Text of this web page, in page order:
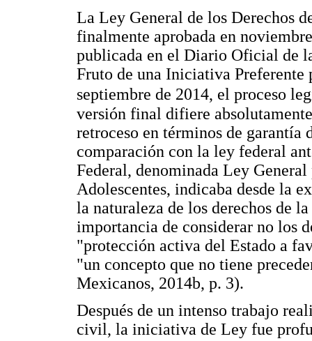
La Ley General de los Derechos
finalmente aprobada en
publicada en el Diario Oficial de
Fruto de una Iniciativa Preferente
septiembre de 2014, el proceso
versión final difiere
retroceso en términos de garantía
comparación con la ley federal
Federal, denominada Ley
Adolescentes, indicaba desde la
la naturaleza de los derechos de
importancia de considerar no los
"protección activa del Estado a
"un concepto que no tiene
Mexicanos, 2014b, p. 3).
Después de un intenso trabajo
civil, la iniciativa de Ley fue